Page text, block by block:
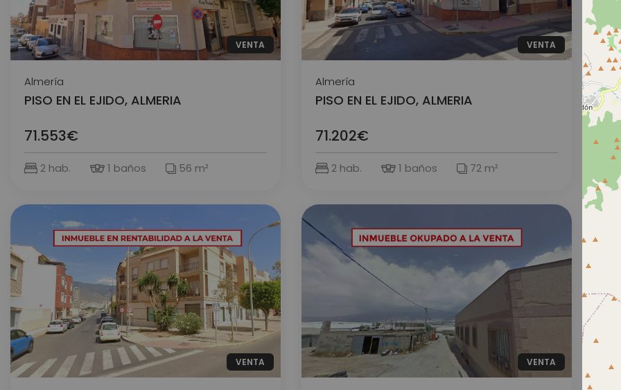
VENTA
Almería
PISO EN EL EJIDO, ALMERIA
71.553€
2 hab. 1 baños 56 m²
VENTA
Almería
PISO EN EL EJIDO, ALMERIA
71.202€
2 hab. 1 baños 72 m²
VENTA VENTA